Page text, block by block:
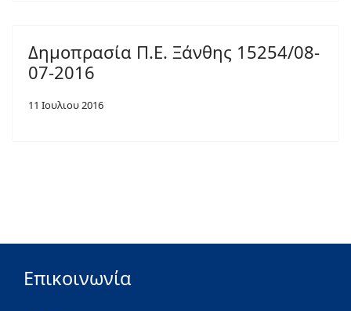
Δημοπρασία Π.Ε. Ξάνθης 15254/08-
07-2016
11 Ιουλιου 2016
Επικοινωνία